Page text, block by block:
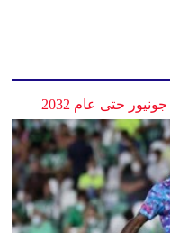
حتى عام 2032